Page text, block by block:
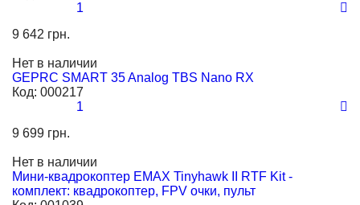
1
9 642 грн.
Нет в наличии
GEPRC SMART 35 Analog TBS Nano RX
Код: 000217
1
9 699 грн.
Нет в наличии
Мини-квадрокоптер EMAX Tinyhawk II RTF Kit -
комплект: квадрокоптер, FPV очки, пульт